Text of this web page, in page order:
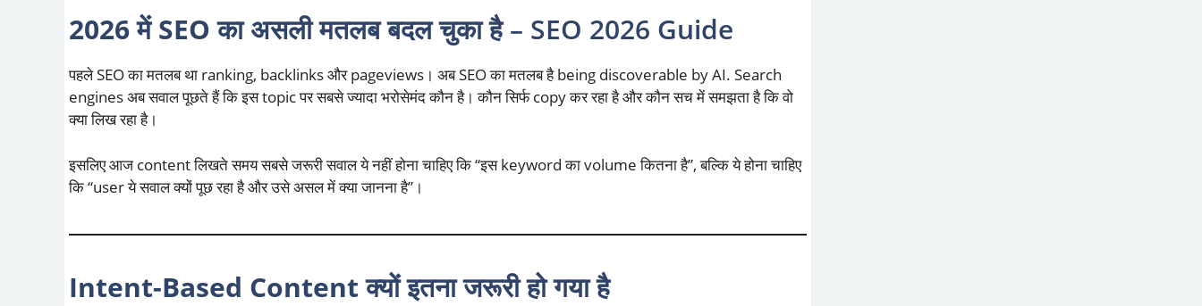
2026 में SEO का असली मतलब बदल चुका है– SEO 2026 Guide
पहले SEO का मतलब था ranking, backlinks और pageviews। अब SEO का मतलब है being discoverable by AI. Search
engines अब सवाल पूछते हैं कि इस topic पर सबसे ज्यादा भरोसेमंद कौन है। कौन सिर्फ copy कर रहा है और कौन सच में समझता है कि वो
क्या लिख रहा है।
इसलिए आज content लिखते समय सबसे जरूरी सवाल ये नहीं होना चाहिए कि “इस keyword का volume कितना है”, बल्कि ये होना चाहिए
कि “user ये सवाल क्यों पूछ रहा है और उसे असल में क्या जानना है”।
Intent-Based Content क्यों इतना जरूरी हो गया है